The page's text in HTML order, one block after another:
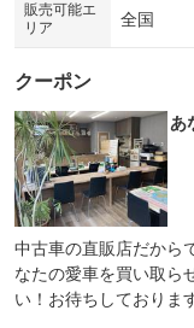
販売可能エ
リア
全国
クーポン
あ
中古車の直販店だから
なたの愛車を買い取ら
い！お待ちしておりま